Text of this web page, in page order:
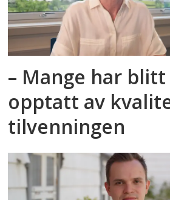
– Mange har
opptatt av
tilvenningen